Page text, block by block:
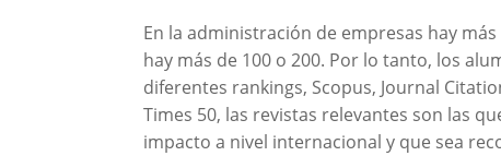
En la administración de empresas hay
hay más de 100 o 200. Por lo tanto, los
diferentes rankings, Scopus, Journal
Times 50, las revistas relevantes son las
impacto a nivel internacional y que sea